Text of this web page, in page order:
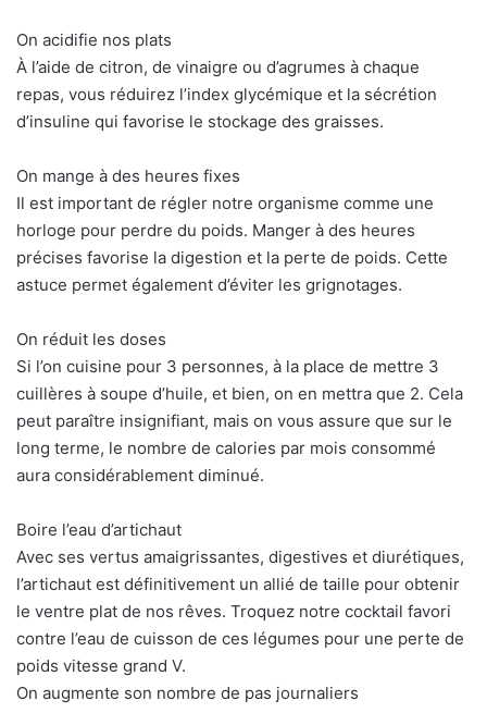
On acidifie nos plats
À l’aide de citron, de vinaigre ou d’agrumes à chaque
repas, vous réduirez l’index glycémique et la sécrétion
d’insuline qui favorise le stockage des graisses.
On mange à des heures fixes
Il est important de régler notre organisme comme une
horloge pour perdre du poids. Manger à des heures
précises favorise la digestion et la perte de poids. Cette
astuce permet également d’éviter les grignotages.
On réduit les doses
Si l’on cuisine pour 3 personnes, à la place de mettre 3
cuillères à soupe d’huile, et bien, on en mettra que 2. Cela
peut paraître insignifiant, mais on vous assure que sur le
long terme, le nombre de calories par mois consommé
aura considérablement diminué.
Boire l’eau d’artichaut
Avec ses vertus amaigrissantes, digestives et diurétiques,
l’artichaut est définitivement un allié de taille pour obtenir
le ventre plat de nos rêves. Troquez notre cocktail favori
contre l’eau de cuisson de ces légumes pour une perte de
poids vitesse grand V.
On augmente son nombre de pas journaliers